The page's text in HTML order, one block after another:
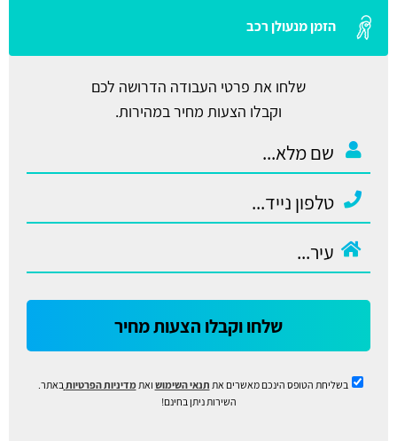
הזמן מנעולן רכב
שלחו את פרטי העבודה הדרושה לכם
וקבלו הצעות מחיר במהירות.
שלחו וקבלו הצעות מחיר
בשליחת הטופס הינכם מאשרים את תנאי השימוש ואתמדיניות הפרטיותבאתר.
השירות ניתן בחינם!